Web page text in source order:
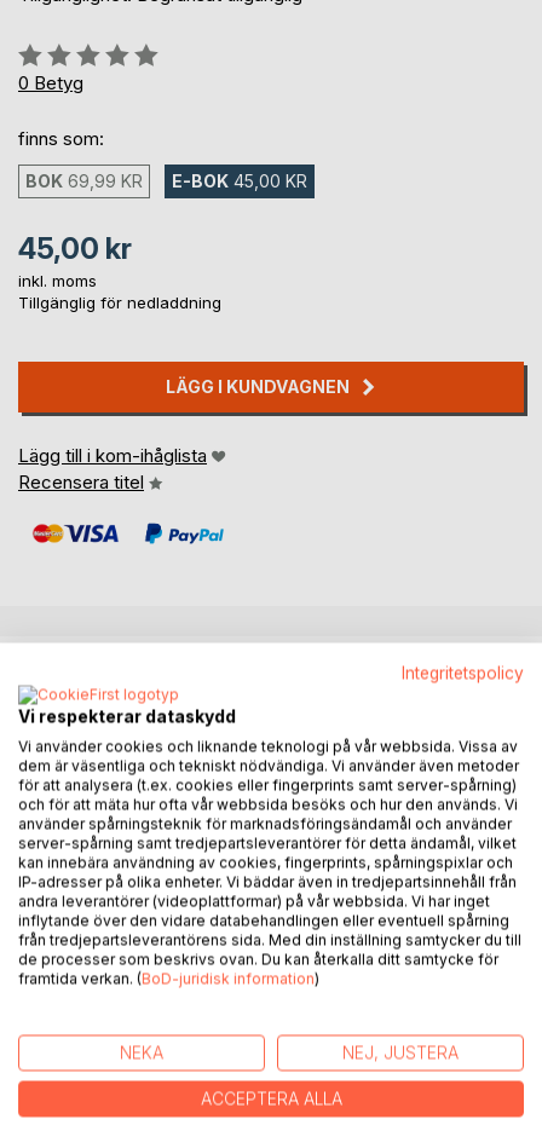
Betyg::
0%
0 Betyg
finns som:
BOK 69,99 KR E-BOK 45,00 KR
45,00 kr
inkl. moms
Tillgänglig för nedladdning
LÄGG I KUNDVAGNEN
Lägg till i kom-ihåglista
Recensera titel
Wäre ich ohne den Krieg so ein introvertierter Mensch und
Einzelgänger geworden? Eine müßige Frage. Nicht müßig
ist es, Überlegungen anzustellen, wie dieser Junge, mit 5
Jahren eingeschult, isoliert in einem nicht-christlichen
Elternhaus bis zum. 1. Januar 1945 aufgewachsen,
urplötzlich in das Inferno der Flucht geschleudert wurde.
Die vier Monate bis zum Mai mit ständigen
Bombenangriffen auf den Straßen mit toten Menschen und
Pferden links und rechts. Anfang November in den streng
katholischhen Hexenkessel in Bayern geworfen, als
Polacken beschimpft und von jungen Mädchen verprügelt,
Volksschuljahr ins städtische Gymnasium gewechselt als
jüngster unter viel älteren Schülern, was viel Prügeleien
bedeutete. Das zwang mich zu einer frühzeitigen
Auseinandersetzung mit dem Christentum., das ich ganz
Integritetspolicy
Vi respekterar dataskydd
Vi använder cookies och liknande teknologi på vår webbsida. Vissa av
dem är väsentliga och tekniskt nödvändiga. Vi använder även metoder
för att analysera (t.ex. cookies eller fingerprints samt server-spårning)
och för att mäta hur ofta vår webbsida besöks och hur den används. Vi
använder spårningsteknik för marknadsföringsändamål och använder
server-spårning samt tredjepartsleverantörer för detta ändamål, vilket
kan innebära användning av cookies, fingerprints, spårningspixlar och
IP-adresser på olika enheter. Vi bäddar även in tredjepartsinnehåll från
andra leverantörer (videoplattformar) på vår webbsida. Vi har inget
inflytande över den vidare databehandlingen eller eventuell spårning
från tredjepartsleverantörens sida. Med din inställning samtycker du till
de processer som beskrivs ovan. Du kan återkalla ditt samtycke för
framtida verkan. (BoD-juridisk information)
NEKA NEJ, JUSTERA
ACCEPTERA ALLA